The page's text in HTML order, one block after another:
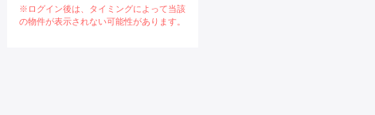
※ログイン後は、タイミングによって当該
の物件が表示されない可能性があります。